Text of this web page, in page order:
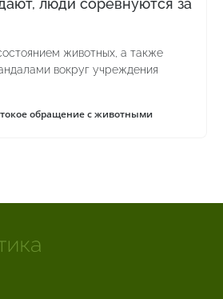
люди соревнуются за
животных, а также
вокруг учреждения
обращение с животными